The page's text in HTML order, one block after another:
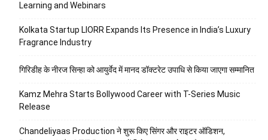
Learning and Webinars
Kolkata Startup LIORR Expands Its Presence in India’s Luxury
Fragrance Industry
गिरिडीह के नीरज सिन्हा को आयुर्वेद में मानद डॉक्टरेट उपाधि से किया जाएगा सम्मानित
Kamz Mehra Starts Bollywood Career with T-Series Music
Release
Chandeliyaas Production ने शुरू किए सिंगर और राइटर ऑडिशन,